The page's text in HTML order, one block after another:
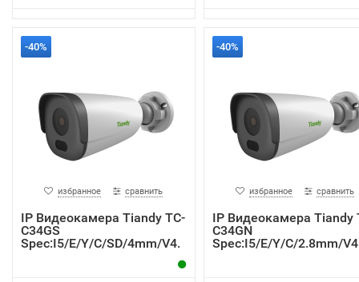
-40%
избранное сравнить
IP Видеокамера Tiandy TC-
C34GS
Spec:I5/E/Y/C/SD/4mm/V4.
-40%
избранное сравнить
IP Видеокамера Tiandy
C34GN
Spec:I5/E/Y/C/2.8mm/